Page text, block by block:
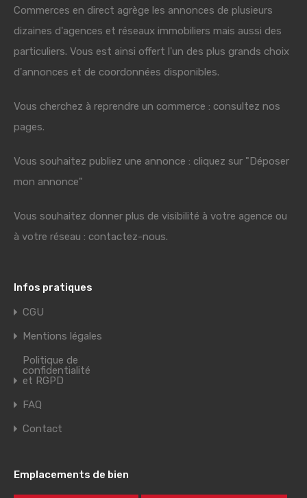
Commerces en direct agrège les annonces de plusieurs
dizaines d'agences et réseaux immobiliers mais aussi des
particuliers. Vous est ainsi offert l'un des plus grands choix
d'annonces et de coordonnées disponibles.
Vous cherchez à reprendre un commerce : consultez nos
pages.
Vous souhaitez publiez une annonce : cliquez sur "Déposer
mon annonce"
Vous souhaitez donner plus de visibilité à votre agence ou
à votre réseau : contactez-nous.
Infos pratiques
CGU
Mentions légales
Politique de
confidentialité
et RGPD
FAQ
Contact
Emplacements de bien